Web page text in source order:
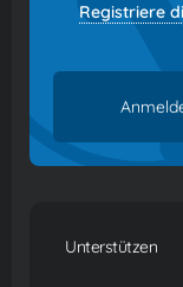
Registriere
Unterstützen